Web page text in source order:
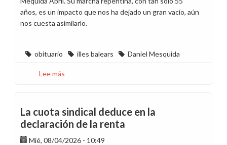
años, es un impacto que nos ha dejado un gran vacío, aún
nos cuesta asimilarlo.
obituario illes balears Daniel Mesquida
Lee más
de
Daniel
Mesquida
Abril
La cuota sindical deduce en la
declaración de la renta
Mié, 08/04/2026 - 10:49